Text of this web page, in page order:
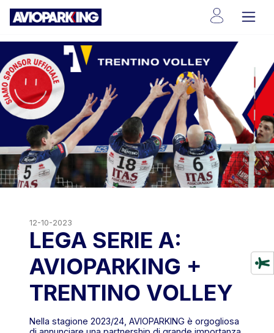
12-10-2023
LEGA SERIE A:
AVIOPARKING +
TRENTINO VOLLEY
Nella stagione 2023/24, AVIOPARKING è orgogliosa